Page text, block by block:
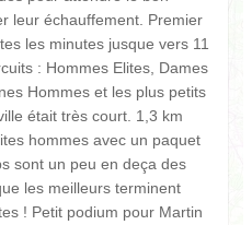
leur échauffement. Premier
les minutes jusque vers 11
: Hommes Elites, Dames
Hommes et les plus petits
était très court. 1,3 km
hommes avec un paquet
sont un peu en deça des
les meilleurs terminent
! Petit podium pour Martin